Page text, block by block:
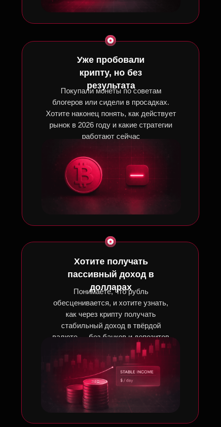
Уже пробовали
крипту, но без
результата
Покупали монеты по советам
блогеров или сидели в просадках.
Хотите наконец понять, как действует
рынок в 2026 году и какие стратегии
работают сейчас
Хотите получать
пассивный доход в
долларах
Понимаете, что рубль
обесценивается, и хотите узнать,
как через крипту получать
стабильный доход в твёрдой
валюте — без банков и депозитов